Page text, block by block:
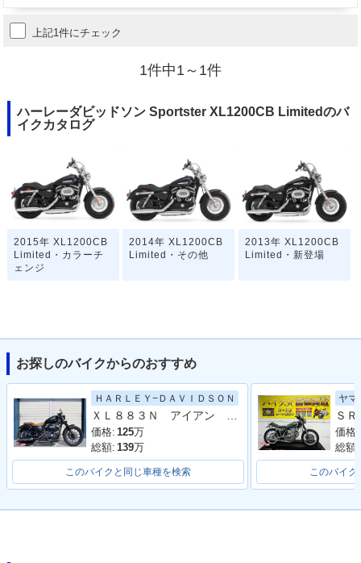
上記1件にチェック
1件中1～1件
ハーレーダビッドソン Sportster XL1200CB Limitedのバ
イクカタログ
2015年 XL1200CB
Limited・カラーチ
ェンジ
2014年 XL1200CB
Limited・その他
2013年 XL1200CB
Limited・新登場
お探しのバイクからのおすすめ
ＨＡＲＬＥＹ−ＤＡＶＩＤＳＯＮ
ＸＬ８８３Ｎ アイアン ２０１４Ｙ
価格: 125万
総額: 139万
このバイクと同じ車種を検索
ヤマ
価格:
総額:
このバイク